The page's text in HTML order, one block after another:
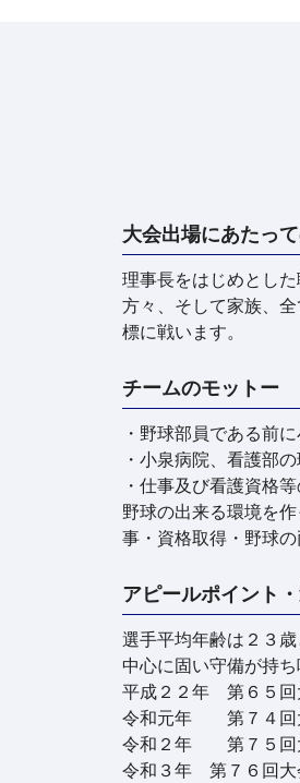
大会出場にあたっ
理事長をはじめとし
方々、そして家族、
標に戦います。
チームのモットー
・野球部員である前
・小泉病院、看護部
・仕事及び看護資格
野球の出来る環境を
事・資格取得・野球の
アピールポイント
選手平均年齢は２３
中心に固い守備が持ち
平成２２年 第６５
令和元年 第７４回
令和２年 第７５回
令和３年 第７６回